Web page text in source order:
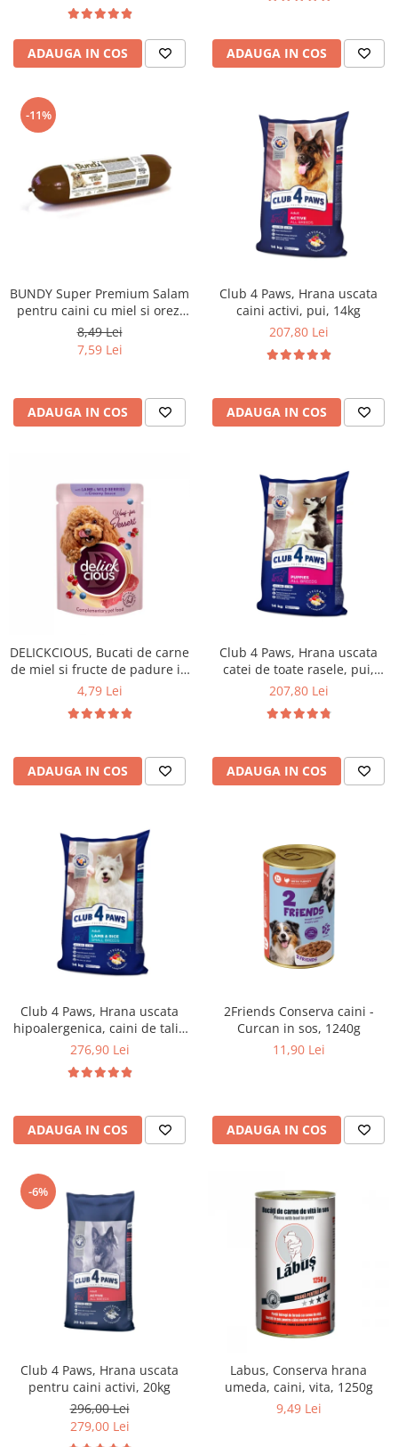
ADAUGA IN COS ADAUGA IN COS
-11%
BUNDY Super Premium Salam
pentru caini cu miel si orez,
800g
8,49 Lei
7,59 Lei
ADAUGA IN COS
Club 4 Paws, Hrana uscata
caini activi, pui, 14kg
207,80 Lei
ADAUGA IN COS
DELICKCIOUS, Bucati de carne
de miel si fructe de padure in
sos cremos, pentru caini, 80g
4,79 Lei
ADAUGA IN COS
Club 4 Paws, Hrana uscata
catei de toate rasele, pui,
14kg
207,80 Lei
ADAUGA IN COS
Club 4 Paws, Hrana uscata
hipoalergenica, caini de talie
mica, miel si orez, 14kg
276,90 Lei
ADAUGA IN COS
2Friends Conserva caini -
Curcan in sos, 1240g
11,90 Lei
ADAUGA IN COS
-6%
Club 4 Paws, Hrana uscata
pentru caini activi, 20kg
296,00 Lei
279,00 Lei
Labus, Conserva hrana
umeda, caini, vita, 1250g
9,49 Lei